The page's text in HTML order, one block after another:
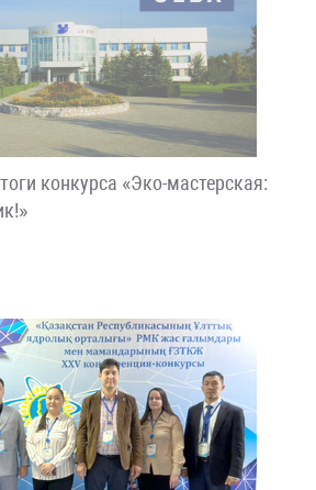
конкурса «Эко-мастерская: